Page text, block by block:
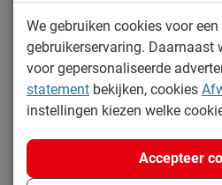
Zo blijven de Reno nachtkasten
Kijk bij het kopje ‘Goed om te
zien.
Lees meer
Productinformatie
We gebruiken cookies voor
gebruikerservaring. Daarnaast
voor gepersonaliseerde
statement bekijken, cookies
instellingen kiezen welke
Accepteer